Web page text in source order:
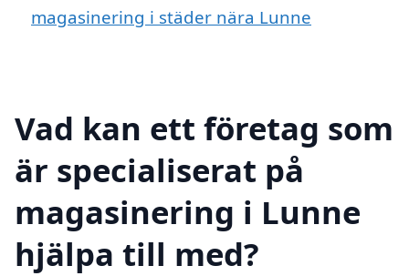
magasinering i städer nära Lunne
Vad kan ett företag som
är specialiserat på
magasinering i Lunne
hjälpa till med?